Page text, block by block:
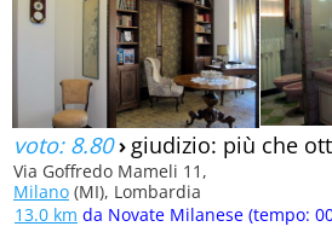
voto: 8.80› giudizio: più che
Via Goffredo Mameli 11,
Milano (MI), Lombardia
13.0 km da Novate Milanese (tempo: